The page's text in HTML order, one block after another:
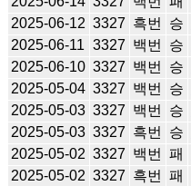
2025-06-12 3327 흑번 승
2025-06-11 3327 백번 승
2025-06-10 3327 백번 승
2025-05-04 3327 백번 승
2025-05-03 3327 백번 승
2025-05-03 3327 흑번 승
2025-05-02 3327 백번 패
2025-05-02 3327 흑번 패